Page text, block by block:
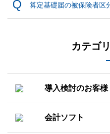
算定基礎届の被保険者区
カテゴ
導入検討のお客様
会計ソフト